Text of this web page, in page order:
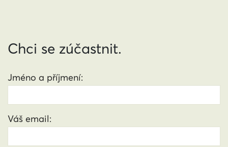
Chci se zúčastnit.
Jméno a příjmení:
Váš email: